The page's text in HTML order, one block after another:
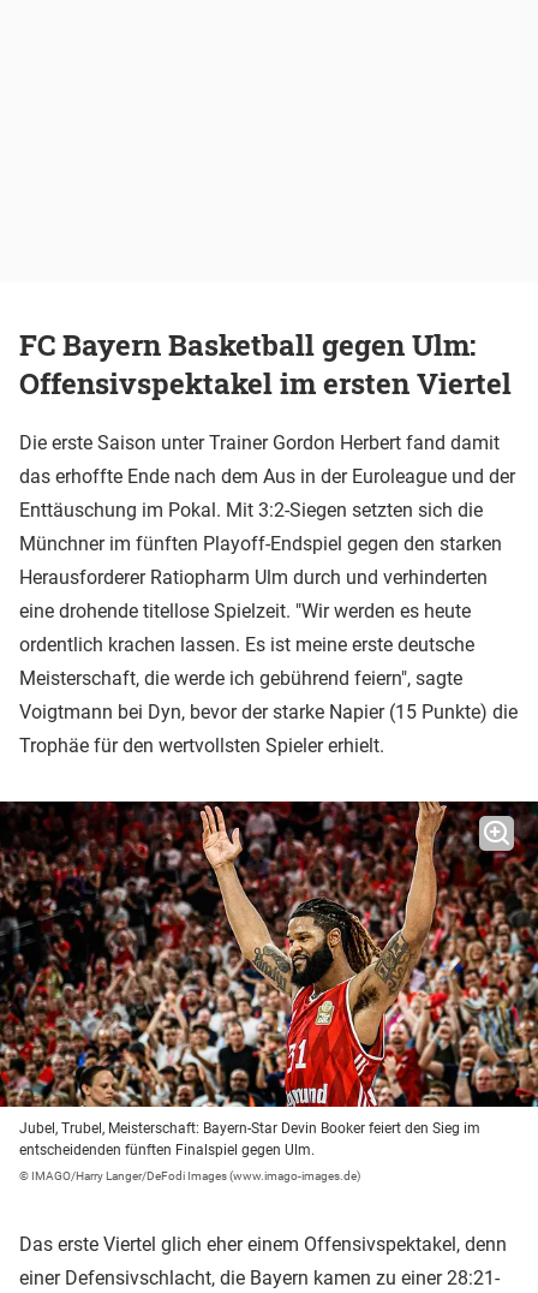
FC Bayern Basketball gegen Ulm:
Offensivspektakel im ersten Viertel
Die erste Saison unter Trainer Gordon Herbert fand damit
das erhoffte Ende nach dem Aus in der Euroleague und der
Enttäuschung im Pokal. Mit 3:2-Siegen setzten sich die
Münchner im fünften Playoff-Endspiel gegen den starken
Herausforderer Ratiopharm Ulm durch und verhinderten
eine drohende titellose Spielzeit. "Wir werden es heute
ordentlich krachen lassen. Es ist meine erste deutsche
Meisterschaft, die werde ich gebührend feiern", sagte
Voigtmann bei Dyn, bevor der starke Napier (15 Punkte) die
Trophäe für den wertvollsten Spieler erhielt.
Jubel, Trubel, Meisterschaft: Bayern-Star Devin Booker feiert den Sieg im
entscheidenden fünften Finalspiel gegen Ulm.
© IMAGO/Harry Langer/DeFodi Images (www.imago-images.de)
Das erste Viertel glich eher einem Offensivspektakel, denn
einer Defensivschlacht, die Bayern kamen zu einer 28:21-